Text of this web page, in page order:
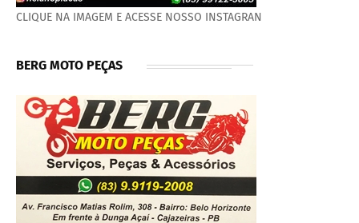
CLIQUE NA IMAGEM E ACESSE NOSSO INSTAGRAN
BERG MOTO PEÇAS